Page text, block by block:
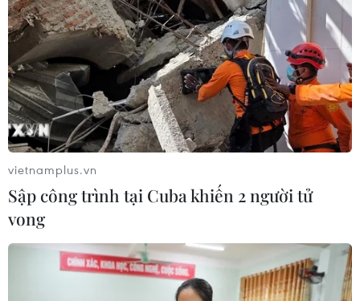
vietnamplus.vn
Sập công trình tại Cuba khiến 2 người tử
vong